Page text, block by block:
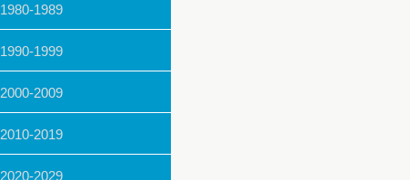
1980-1989
1990-1999
2000-2009
2010-2019
2020-2029